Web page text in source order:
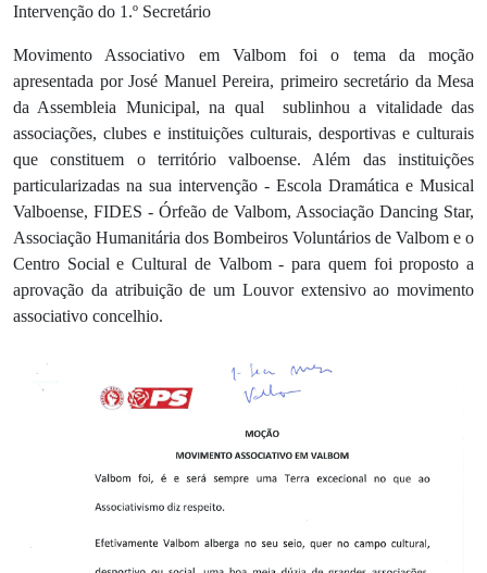
Intervenção do 1.º Secretário
Movimento Associativo em Valbom foi o tema da moção
apresentada por José Manuel Pereira, primeiro secretário da Mesa
da Assembleia Municipal, na qual sublinhou a vitalidade das
associações, clubes e instituições culturais, desportivas e culturais
que constituem o território valboense. Além das instituições
particularizadas na sua intervenção - Escola Dramática e Musical
Valboense, FIDES - Órfeão de Valbom, Associação Dancing Star,
Associação Humanitária dos Bombeiros Voluntários de Valbom e o
Centro Social e Cultural de Valbom - para quem foi proposto a
aprovação da atribuição de um Louvor extensivo ao movimento
associativo concelhio.